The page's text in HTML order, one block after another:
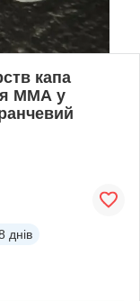
капа
ММА у
днів